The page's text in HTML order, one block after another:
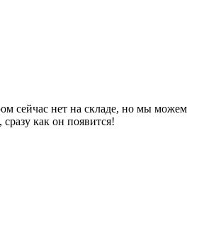
сейчас нет на складе, но мы можем
как он появится!